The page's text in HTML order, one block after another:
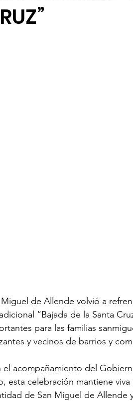
Miguel de Allende volvió a
“Bajada de la Santa
para las familias
y vecinos de barrios y
el acompañamiento del
esta celebración mantiene
de San Miguel de Allende